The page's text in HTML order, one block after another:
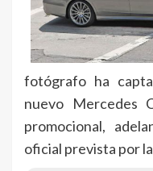
fotógrafo ha
nuevo Mercedes
promocional,
oficial prevista por